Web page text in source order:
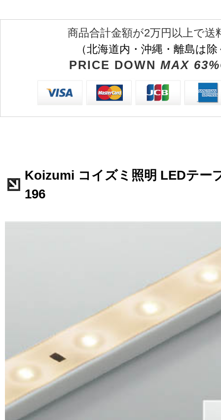
商品合計金額が2万円以上で送
（北海道内・沖縄・離島は
PRICE DOWN MAX
Koizumi コイズミ照明 LEDテー
196